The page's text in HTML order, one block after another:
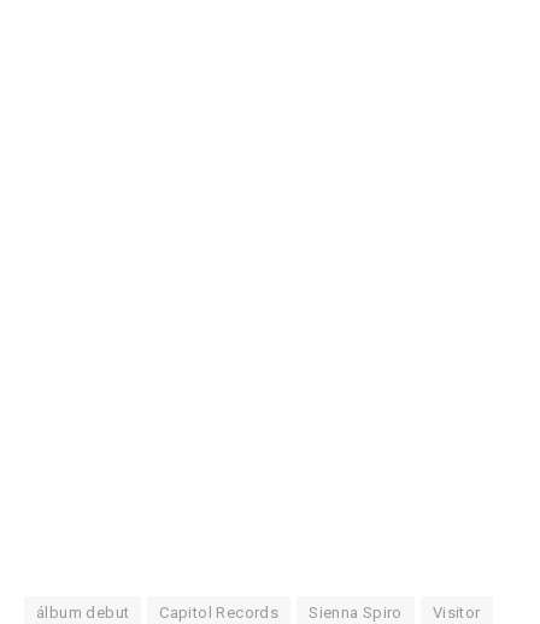
álbum debut Capitol Records Sienna Spiro Visitor